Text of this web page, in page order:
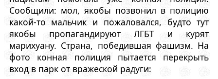
Сообщили: мол, якобы позвонил в полицию
какой-то мальчик и пожаловался, будто тут
якобы пропагандируют ЛГБТ и курят
марихуану. Страна, победившая фашизм. На
фото конная полиция пытается перекрыть
вход в парк от вражеской радуги: